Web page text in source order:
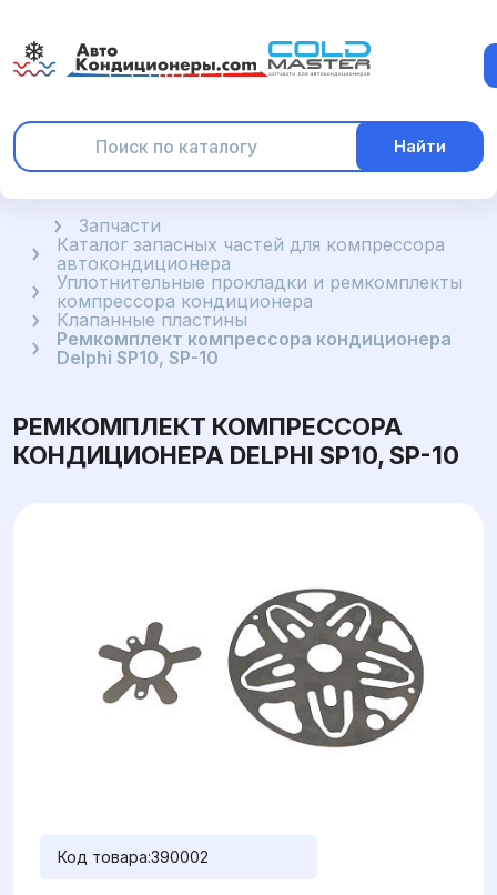
Найти
ГлавнаяЗапчасти
Каталог запасных частей для компрессора
автокондиционера
Уплотнительные прокладки и ремкомплекты
компрессора кондиционера
Клапанные пластины
Ремкомплект компрессора кондиционера
Delphi SP10, SP-10
РЕМКОМПЛЕКТ КОМПРЕССОРА
КОНДИЦИОНЕРА DELPHI SP10, SP-10
Код товара:390002